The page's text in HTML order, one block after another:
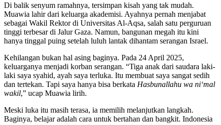
Di balik senyum ramahnya, tersimpan kisah yang tak mudah.
Muawia lahir dari keluarga akademisi. Ayahnya pernah menjabat
sebagai Wakil Rektor di Universitas Al-Aqsa, salah satu perguruan
tinggi terbesar di Jalur Gaza. Namun, bangunan megah itu kini
hanya tinggal puing setelah luluh lantak dihantam serangan Israel.
Kehilangan bukan hal asing baginya. Pada 24 April 2025,
keluarganya menjadi korban serangan. “Tiga anak dari saudara laki-
laki saya syahid, ayah saya terluka. Itu membuat saya sangat sedih
dan tertekan. Tapi saya hanya bisa berkata Hasbunallahu wa ni‘mal
wakil,” ucap Muawia lirih.
Meski luka itu masih terasa, ia memilih melanjutkan langkah.
Baginya, belajar adalah cara untuk bertahan dan bangkit. Indonesia